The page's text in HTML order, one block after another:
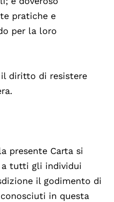
pratiche e
per la loro
diritto di resistere
presente Carta si
a tutti gli individui
il godimento di
in questa